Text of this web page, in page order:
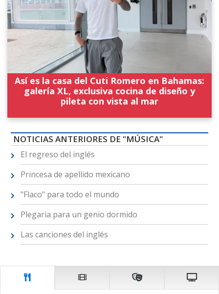
Así es la casa del Cuti Romero en Bahamas:
galería XL, exclusiva cocina de diseño y
pileta con vista al mar
NOTICIAS ANTERIORES DE "MÚSICA"
El regreso del inglés
Princesa de apellido mexicano
"Flaco" para todo el mundo
Plegaria para un genio dormido
Las canciones del inglés